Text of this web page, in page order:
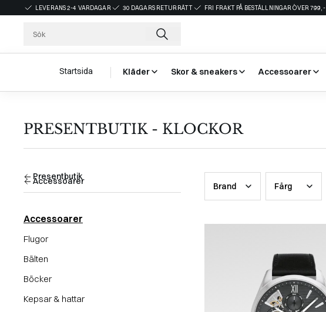
LEVERANS 2-4 VARDAGAR 30 DAGARS RETURRÄTT FRI FRAKT PÅ BESTÄLLNINGAR ÖVER 799,-
Startsida Kläder Skor & sneakers Accessoarer
PRESENTBUTIK - KLOCKOR
Presentbutik
Accessoarer
Accessoarer
Flugor
Bälten
Böcker
Kepsar & hattar
Brand Färg